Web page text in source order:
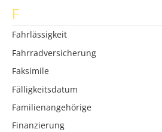
F
Fahrlässigkeit
Fahrradversicherung
Faksimile
Fälligkeitsdatum
Familienangehörige
Finanzierung